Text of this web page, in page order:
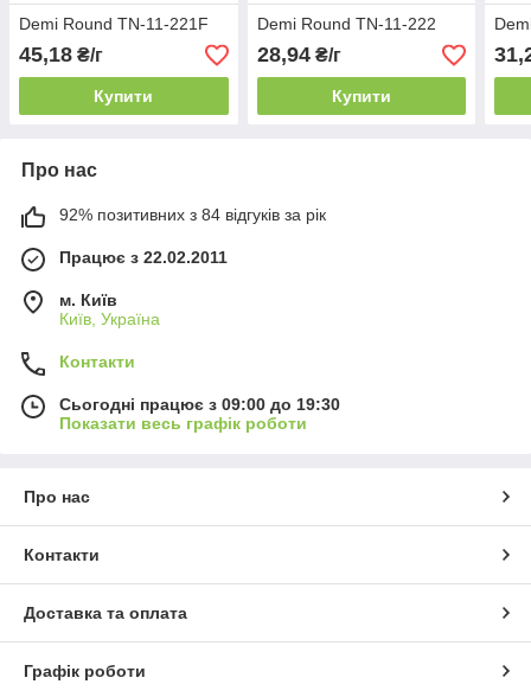
Demi Round TN-11-221F
45,18 ₴/г
Купити
Demi Round TN-11-222
28,94₴/г
Купити
Про нас
92% позитивних з 84 відгуків за рік
Працює з 22.02.2011
м. Київ
Київ, Україна
Контакти
Сьогодні працює з 09:00 до 19:30
Показати весь графік роботи
Про нас
Контакти
Доставка та оплата
Графік роботи